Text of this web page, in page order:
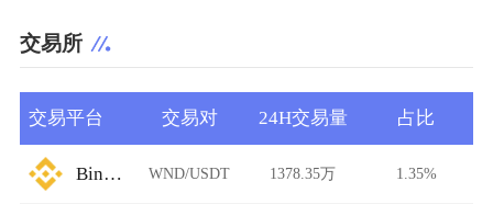
交易所
交易平台 交易对 24H交易量 占比
Binance WND/USDT 1378.35万 1.35%